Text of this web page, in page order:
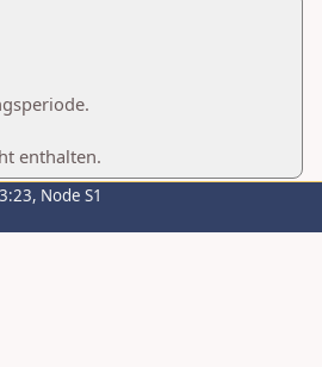
enthalten.
Node S1